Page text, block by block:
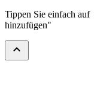
Tippen Sie einfach auf
hinzufügen"
expand_less